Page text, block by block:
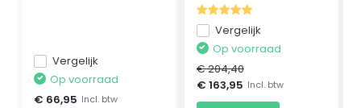
Vergelijk
Op voorraad
€ 66,95 Incl. btw
Vergelijk
Op voorraad
€ 204,40
€ 163,95 Incl. btw